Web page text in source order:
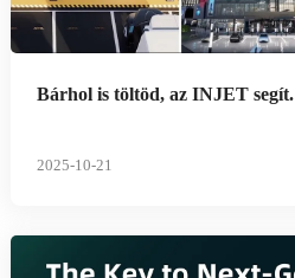
Bárhol is töltöd, az INJET segít.
2025-10-21